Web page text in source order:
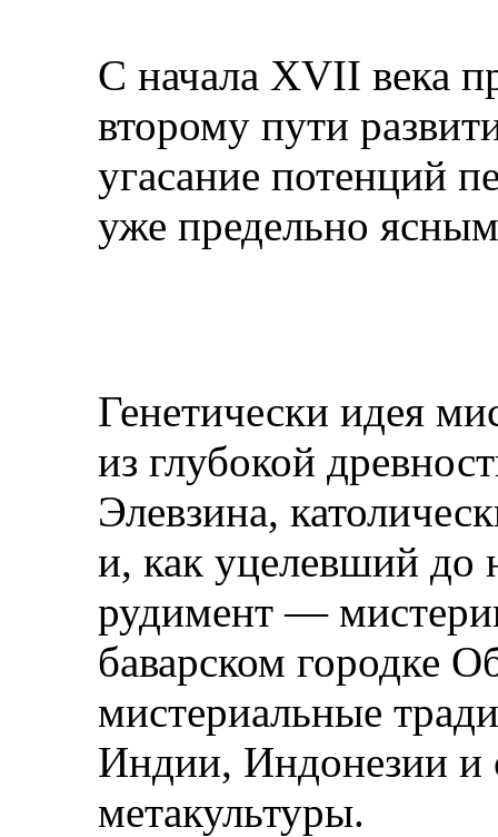
С начала XVII века
второму пути
угасание потенций
уже предельно
Генетически идея
из глубокой
Элевзина,
и, как уцелевший до
рудимент —
баварском городке
мистериальные
Индии, Индонезии и
метакультуры.